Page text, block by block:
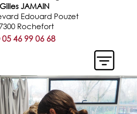
Gilles JAMAIN
Edouard Pouzet
Rochefort
05 46 99 06 68